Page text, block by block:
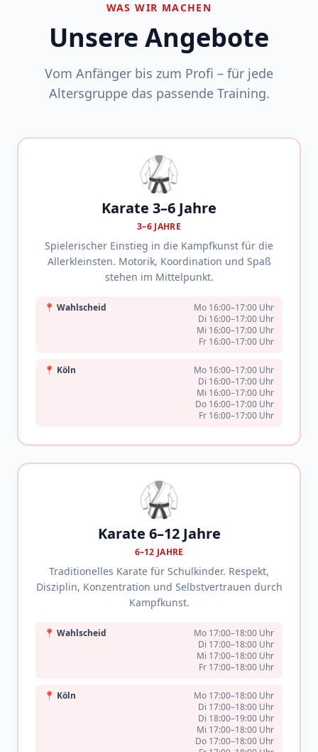
WAS WIR MACHEN
Unsere Angebote
Vom Anfänger bis zum Profi – für jede
Altersgruppe das passende Training.
🥋
Karate 3–6 Jahre
3–6 JAHRE
Spielerischer Einstieg in die Kampfkunst für die
Allerkleinsten. Motorik, Koordination und Spaß
stehen im Mittelpunkt.
📍 Wahlscheid
Mo 16:00–17:00 Uhr
Di 16:00–17:00 Uhr
Mi 16:00–17:00 Uhr
Fr 16:00–17:00 Uhr
📍 Köln
Mo 16:00–17:00 Uhr
Di 16:00–17:00 Uhr
Mi 16:00–17:00 Uhr
Do 16:00–17:00 Uhr
Fr 16:00–17:00 Uhr
🥋
Karate 6–12 Jahre
6–12 JAHRE
Traditionelles Karate für Schulkinder. Respekt,
Disziplin, Konzentration und Selbstvertrauen durch
Kampfkunst.
📍 Wahlscheid
Mo 17:00–18:00 Uhr
Di 17:00–18:00 Uhr
Mi 17:00–18:00 Uhr
Fr 17:00–18:00 Uhr
📍 Köln
Mo 17:00–18:00 Uhr
Di 17:00–18:00 Uhr
Di 18:00–19:00 Uhr
Mi 17:00–18:00 Uhr
Do 17:00–18:00 Uhr